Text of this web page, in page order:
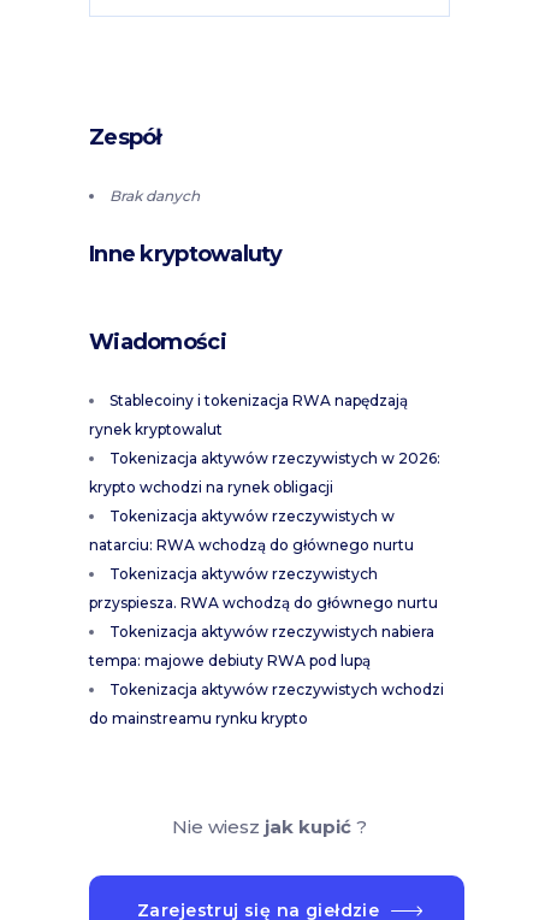
Zespół
Brak danych
Inne kryptowaluty
Wiadomości
Stablecoiny i tokenizacja RWA napędzają
rynek kryptowalut
Tokenizacja aktywów rzeczywistych w 2026:
krypto wchodzi na rynek obligacji
Tokenizacja aktywów rzeczywistych w
natarciu: RWA wchodzą do głównego nurtu
Tokenizacja aktywów rzeczywistych
przyspiesza. RWA wchodzą do głównego nurtu
Tokenizacja aktywów rzeczywistych nabiera
tempa: majowe debiuty RWA pod lupą
Tokenizacja aktywów rzeczywistych wchodzi
do mainstreamu rynku krypto
Nie wiesz jak kupić?
Zarejestruj się na giełdzie